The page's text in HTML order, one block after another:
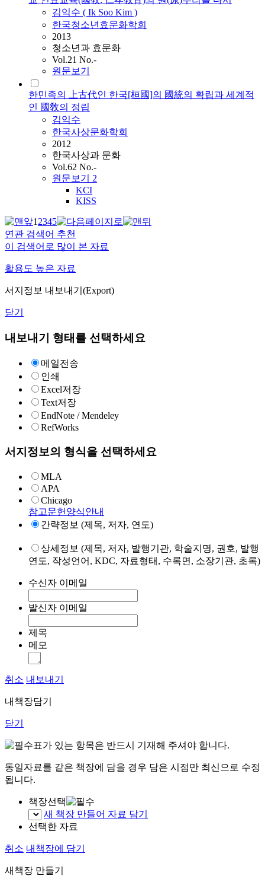
김익수 ( Ik Soo Kim )
한국청소년효문화학회
2013
청소년과 효문화
Vol.21 No.-
원문보기
한민족의 上古代인 한국[桓國]의 國統의 확립과 세계적
인 國敎의 정립
김익수
한국사상문화학회
2012
한국사상과 문화
Vol.62 No.-
원문보기 2
KCI
KISS
12345
연관 검색어 추천
이 검색어로 많이 본 자료
활용도 높은 자료
서지정보 내보내기(Export)
닫기
내보내기 형태를 선택하세요
메일전송
인쇄
Excel저장
Text저장
EndNote / Mendeley
RefWorks
서지정보의 형식을 선택하세요
MLA
APA
Chicago
참고문헌양식안내
간략정보 (제목, 저자, 연도)
상세정보 (제목, 저자, 발행기관, 학술지명, 권호, 발행
연도, 작성언어, KDC, 자료형태, 수록면, 소장기관, 초록)
수신자 이메일
발신자 이메일
제목
메모
취소 내보내기
내책장담기
닫기
표가 있는 항목은 반드시 기재해 주셔야 합니다.
동일자료를 같은 책장에 담을 경우 담은 시점만 최신으로 수정
됩니다.
책장선택
새 책장 만들어 자료 담기
선택한 자료
취소 내책장에 담기
새책장 만들기